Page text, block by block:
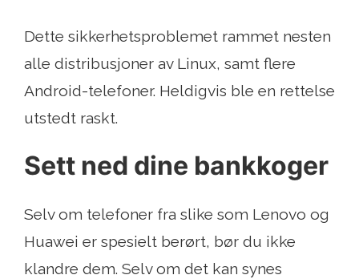
Dette sikkerhetsproblemet rammet nesten
alle distribusjoner av Linux, samt flere
Android-telefoner. Heldigvis ble en rettelse
utstedt raskt.
Sett ned dine bankkoger
Selv om telefoner fra slike som Lenovo og
Huawei er spesielt berørt, bør du ikke
klandre dem. Selv om det kan synes